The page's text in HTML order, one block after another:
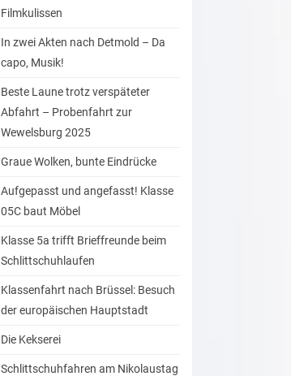
Filmkulissen
In zwei Akten nach Detmold – Da
capo, Musik!
Beste Laune trotz verspäteter
Abfahrt – Probenfahrt zur
Wewelsburg 2025
Graue Wolken, bunte Eindrücke
Aufgepasst und angefasst! Klasse
05C baut Möbel
Klasse 5a trifft Brieffreunde beim
Schlittschuhlaufen
Klassenfahrt nach Brüssel: Besuch
der europäischen Hauptstadt
Die Kekserei
Schlittschuhfahren am Nikolaustag